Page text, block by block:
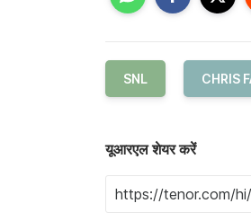
SNL CHRIS
यूआरएल शेयर करें